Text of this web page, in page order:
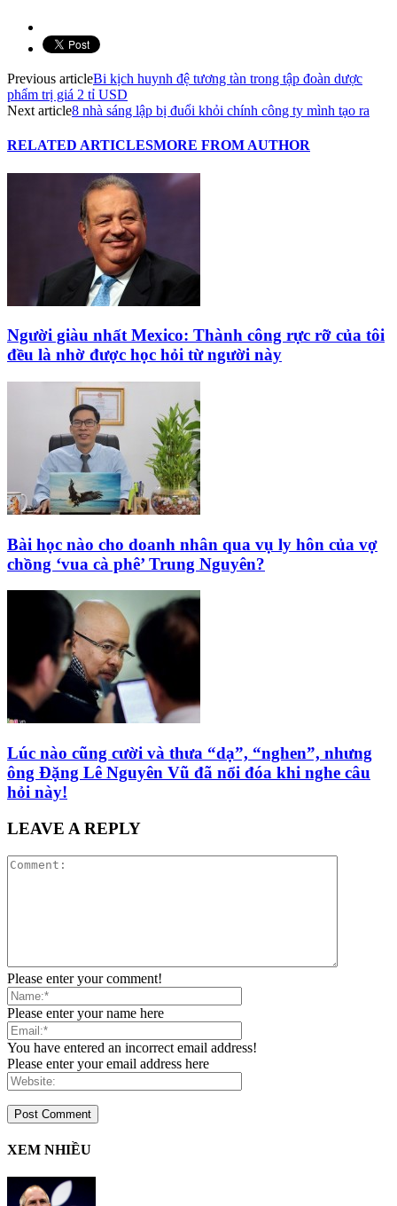
Previous articleBi kịch huynh đệ tương tàn trong tập đoàn dược
phẩm trị giá 2 tỉ USD
Next article8 nhà sáng lập bị đuổi khỏi chính công ty mình tạo ra
RELATED ARTICLESMORE FROM AUTHOR
Người giàu nhất Mexico: Thành công rực rỡ của tôi
đều là nhờ được học hỏi từ người này
Bài học nào cho doanh nhân qua vụ ly hôn của vợ
chồng ‘vua cà phê’ Trung Nguyên?
Lúc nào cũng cười và thưa “dạ”, “nghen”, nhưng
ông Đặng Lê Nguyên Vũ đã nổi đóa khi nghe câu
hỏi này!
LEAVE A REPLY
Please enter your comment!
Please enter your name here
You have entered an incorrect email address!
Please enter your email address here
XEM NHIỀU